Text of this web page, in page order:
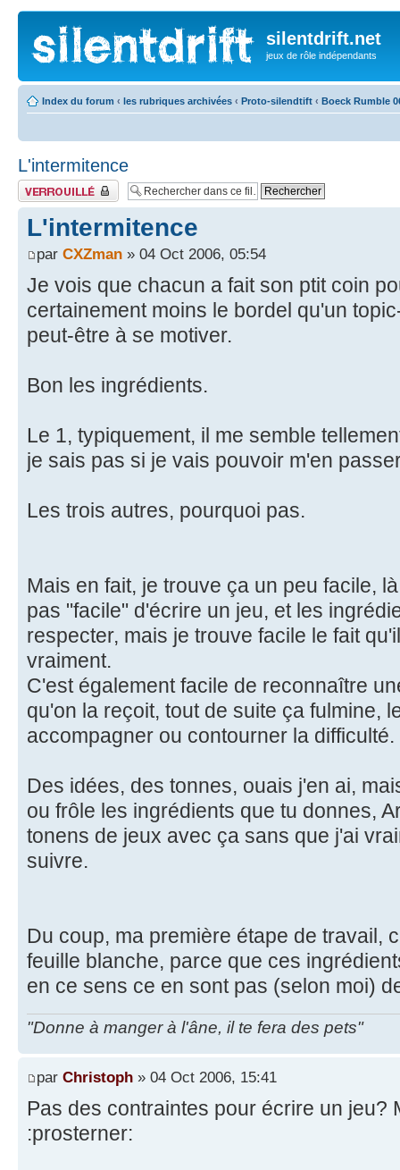
silentdrift.net
jeux de rôle indépendants
Index du forum ‹ les rubriques archivées ‹ Proto-silendtift ‹ Boeck Rumble
L'intermitence
Fil verrouillé
L'intermitence
par CXZman » 04 Oct 2006, 05:54
Je vois que chacun a fait son ptit coin
certainement moins le bordel qu'un
peut-être à se motiver.
Bon les ingrédients.
Le 1, typiquement, il me semble
je sais pas si je vais pouvoir m'en
Les trois autres, pourquoi pas.
Mais en fait, je trouve ça un peu facile,
pas "facile" d'écrire un jeu, et les
respecter, mais je trouve facile le fait
vraiment.
C'est également facile de reconnaître
qu'on la reçoit, tout de suite ça fulmine,
accompagner ou contourner la difficulté.
Des idées, des tonnes, ouais j'en ai,
ou frôle les ingrédients que tu donnes,
tonens de jeux avec ça sans que j'ai
suivre.
Du coup, ma première étape de travail,
feuille blanche, parce que ces
en ce sens ce en sont pas (selon moi)
"Donne à manger à l'âne, il te fera des pets"
par Christoph » 04 Oct 2006, 15:41
Pas des contraintes pour écrire un jeu?
:prosterner: